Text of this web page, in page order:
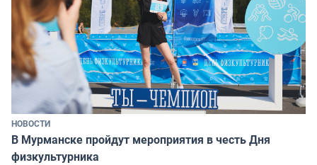
НОВОСТИ
В Мурманске пройдут мероприятия в честь Дня
физкультурника